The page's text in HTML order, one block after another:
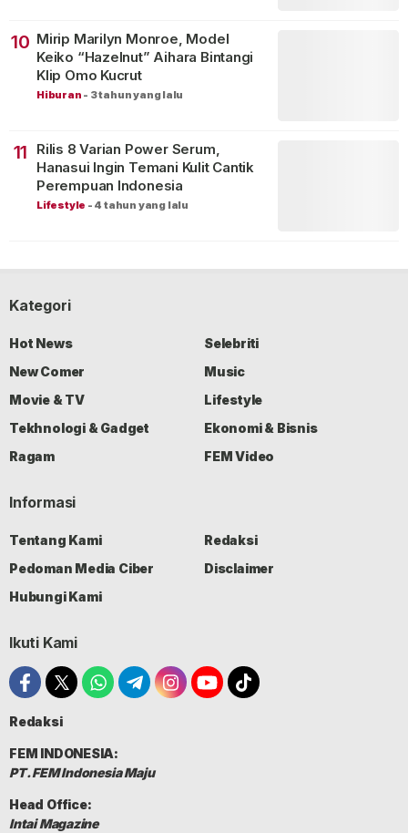
10 Mirip Marilyn Monroe, Model
Keiko “Hazelnut” Aihara Bintangi
Klip Omo Kucrut
Hiburan - 3 tahun yang lalu
11
Rilis 8 Varian Power Serum,
Hanasui Ingin Temani Kulit Cantik
Perempuan Indonesia
Lifestyle - 4 tahun yang lalu
Kategori
Hot News
Selebriti
New Comer
Music
Movie & TV
Lifestyle
Tekhnologi & Gadget
Ekonomi & Bisnis
Ragam
FEM Video
Informasi
Tentang Kami
Redaksi
Pedoman Media Ciber
Disclaimer
Hubungi Kami
Ikuti Kami
Redaksi
FEM INDONESIA:
PT. FEM Indonesia Maju
Head Office:
Intai Magazine